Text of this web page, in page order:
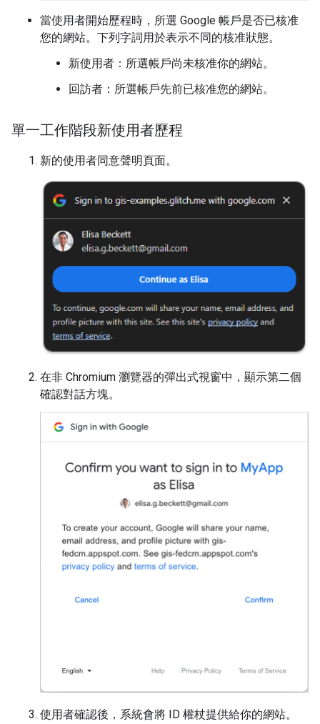
當使用者開始歷程時，所選 Google 帳戶是否已核准
您的網站。下列字詞用於表示不同的核准狀態。
新使用者：所選帳戶尚未核准你的網站。
回訪者：所選帳戶先前已核准您的網站。
單一工作階段新使用者歷程
新的使用者同意聲明頁面。
在非 Chromium 瀏覽器的彈出式視窗中，顯示第二個
確認對話方塊。
使用者確認後，系統會將 ID 權杖提供給你的網站。